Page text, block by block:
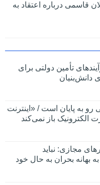
قاسمی درباره اعتقاد به
تأمین دولتی برای
به پایان است / «اینترنت
الکترونیک باز نمی‌کند
مجازی: نباید
بهانه بحران به حال خود